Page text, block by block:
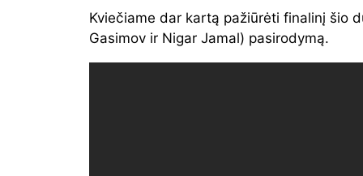
Kviečiame dar kartą pažiūrėti finalinį šio
Gasimov ir Nigar Jamal) pasirodymą.